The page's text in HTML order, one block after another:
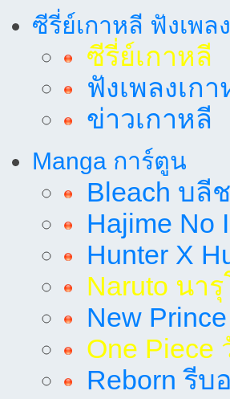
ซีรี่ย์เกาหลี ฟังเพล
ซีรี่ย์เกาหลี
ฟังเพลงเกา
ข่าวเกาหลี
Manga การ์ตูน
Bleach บลีช
Hajime No
Hunter X
Naruto นารุ
New
One Piece
Reborn รีบ